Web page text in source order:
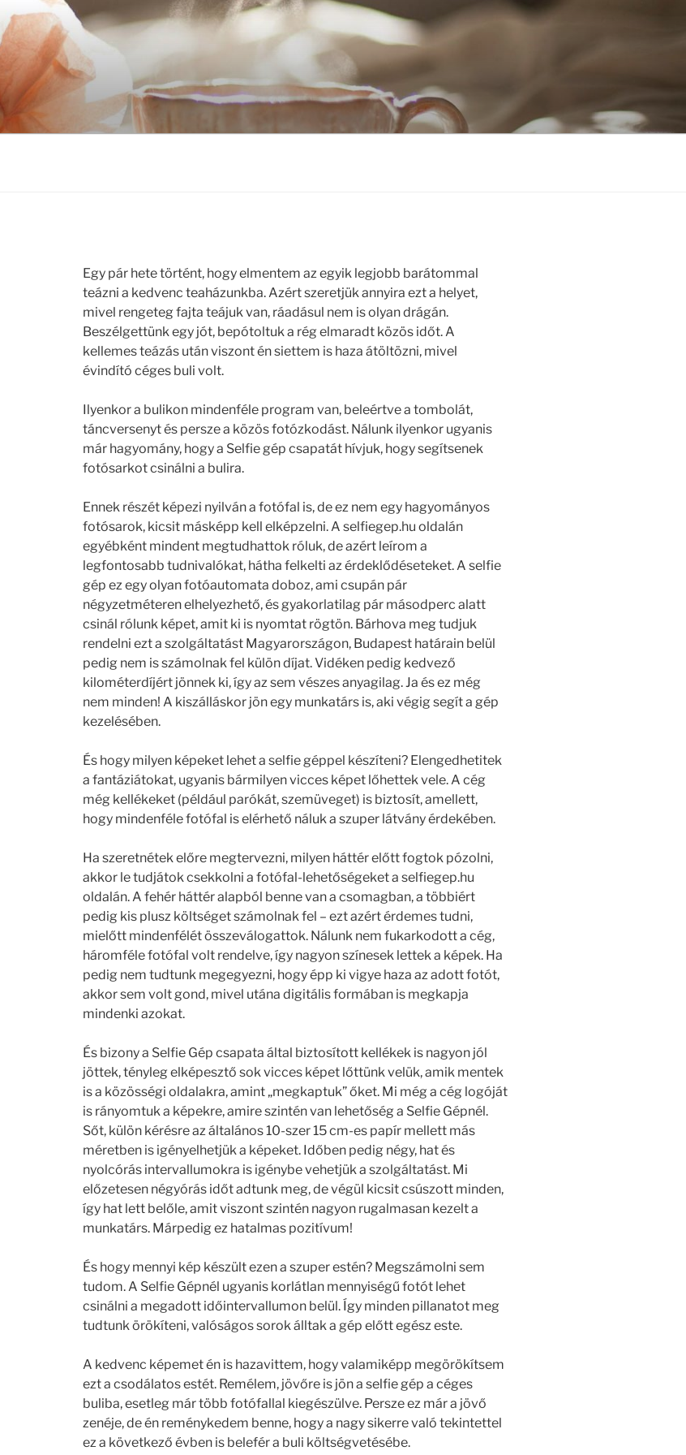
Egy pár hete történt, hogy elmentem az egyik legjobb barátommal
teázni a kedvenc teaházunkba. Azért szeretjük annyira ezt a helyet,
mivel rengeteg fajta teájuk van, ráadásul nem is olyan drágán.
Beszélgettünk egy jót, bepótoltuk a rég elmaradt közös időt. A
kellemes teázás után viszont én siettem is haza átöltözni, mivel
évindító céges buli volt.
Ilyenkor a bulikon mindenféle program van, beleértve a tombolát,
táncversenyt és persze a közös fotózkodást. Nálunk ilyenkor ugyanis
már hagyomány, hogy a Selfie gép csapatát hívjuk, hogy segítsenek
fotósarkot csinálni a bulira.
Ennek részét képezi nyilván a fotófal is, de ez nem egy hagyományos
fotósarok, kicsit másképp kell elképzelni. A selfiegep.hu oldalán
egyébként mindent megtudhattok róluk, de azért leírom a
legfontosabb tudnivalókat, hátha felkelti az érdeklődéseteket. A selfie
gép ez egy olyan fotóautomata doboz, ami csupán pár
négyzetméteren elhelyezhető, és gyakorlatilag pár másodperc alatt
csinál rólunk képet, amit ki is nyomtat rögtön. Bárhova meg tudjuk
rendelni ezt a szolgáltatást Magyarországon, Budapest határain belül
pedig nem is számolnak fel külön díjat. Vidéken pedig kedvező
kilométerdíjért jönnek ki, így az sem vészes anyagilag. Ja és ez még
nem minden! A kiszálláskor jön egy munkatárs is, aki végig segít a gép
kezelésében.
És hogy milyen képeket lehet a selfie géppel készíteni? Elengedhetitek
a fantáziátokat, ugyanis bármilyen vicces képet lőhettek vele. A cég
még kellékeket (például parókát, szemüveget) is biztosít, amellett,
hogy mindenféle fotófal is elérhető náluk a szuper látvány érdekében.
Ha szeretnétek előre megtervezni, milyen háttér előtt fogtok pózolni,
akkor le tudjátok csekkolni a fotófal-lehetőségeket a selfiegep.hu
oldalán. A fehér háttér alapból benne van a csomagban, a többiért
pedig kis plusz költséget számolnak fel – ezt azért érdemes tudni,
mielőtt mindenfélét összeválogattok. Nálunk nem fukarkodott a cég,
háromféle fotófal volt rendelve, így nagyon színesek lettek a képek. Ha
pedig nem tudtunk megegyezni, hogy épp ki vigye haza az adott fotót,
akkor sem volt gond, mivel utána digitális formában is megkapja
mindenki azokat.
És bizony a Selfie Gép csapata által biztosított kellékek is nagyon jól
jöttek, tényleg elképesztő sok vicces képet lőttünk velük, amik mentek
is a közösségi oldalakra, amint „megkaptuk” őket. Mi még a cég logóját
is rányomtuk a képekre, amire szintén van lehetőség a Selfie Gépnél.
Sőt, külön kérésre az általános 10-szer 15 cm-es papír mellett más
méretben is igényelhetjük a képeket. Időben pedig négy, hat és
nyolcórás intervallumokra is igénybe vehetjük a szolgáltatást. Mi
előzetesen négyórás időt adtunk meg, de végül kicsit csúszott minden,
így hat lett belőle, amit viszont szintén nagyon rugalmasan kezelt a
munkatárs. Márpedig ez hatalmas pozitívum!
És hogy mennyi kép készült ezen a szuper estén? Megszámolni sem
tudom. A Selfie Gépnél ugyanis korlátlan mennyiségű fotót lehet
csinálni a megadott időintervallumon belül. Így minden pillanatot meg
tudtunk örökíteni, valóságos sorok álltak a gép előtt egész este.
A kedvenc képemet én is hazavittem, hogy valamiképp megörökítsem
ezt a csodálatos estét. Remélem, jövőre is jön a selfie gép a céges
buliba, esetleg már több fotófallal kiegészülve. Persze ez már a jövő
zenéje, de én reménykedem benne, hogy a nagy sikerre való tekintettel
ez a következő évben is belefér a buli költségvetésébe.